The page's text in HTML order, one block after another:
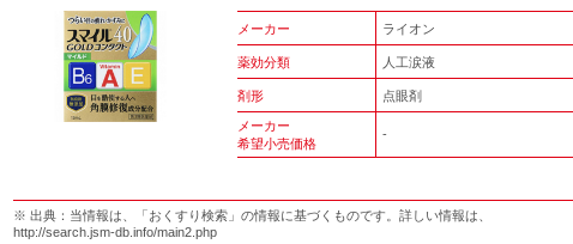
New Products
No.977
New Products
メーカー ライオン
薬効分類 人工涙液
剤形 点眼剤
メーカー
希望小売価格
-
※ 出典：当情報は、「おくすり検索」の情報に基づくものです。詳しい情報は、
http://search.jsm-db.info/main2.php